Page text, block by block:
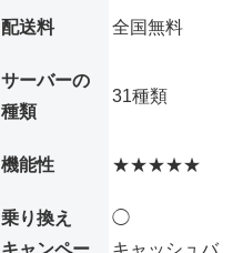
配送料 全国無料
サーバーの
種類
31種類
機能性 ★★★★★
乗り換え
キャンペー
◯
キャッシュバ